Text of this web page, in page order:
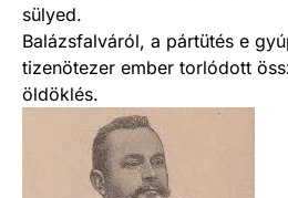
sülyed.
Balázsfalváról, a pártütés e
tizenötezer ember torlódott
öldöklés.